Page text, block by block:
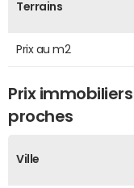
Terrains
Prix au m2
Prix
proches
Ville